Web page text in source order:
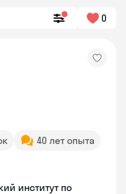
0
40 лет опыта
институт по